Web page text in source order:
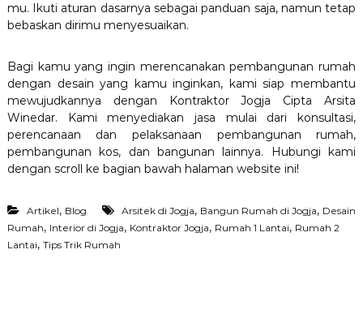
mu. Ikuti aturan dasarnya sebagai panduan saja, namun tetap
bebaskan dirimu menyesuaikan.
Bagi kamu yang ingin merencanakan pembangunan rumah
dengan desain yang kamu inginkan, kami siap membantu
mewujudkannya dengan Kontraktor Jogja Cipta Arsita
Winedar. Kami menyediakan jasa mulai dari konsultasi,
perencanaan dan pelaksanaan pembangunan rumah,
pembangunan kos, dan bangunan lainnya. Hubungi kami
dengan scroll ke bagian bawah halaman website ini!
Artikel, Blog Arsitek di Jogja, Bangun Rumah di Jogja, Desain
Rumah, Interior di Jogja, Kontraktor Jogja, Rumah 1 Lantai, Rumah 2
Lantai, Tips Trik Rumah